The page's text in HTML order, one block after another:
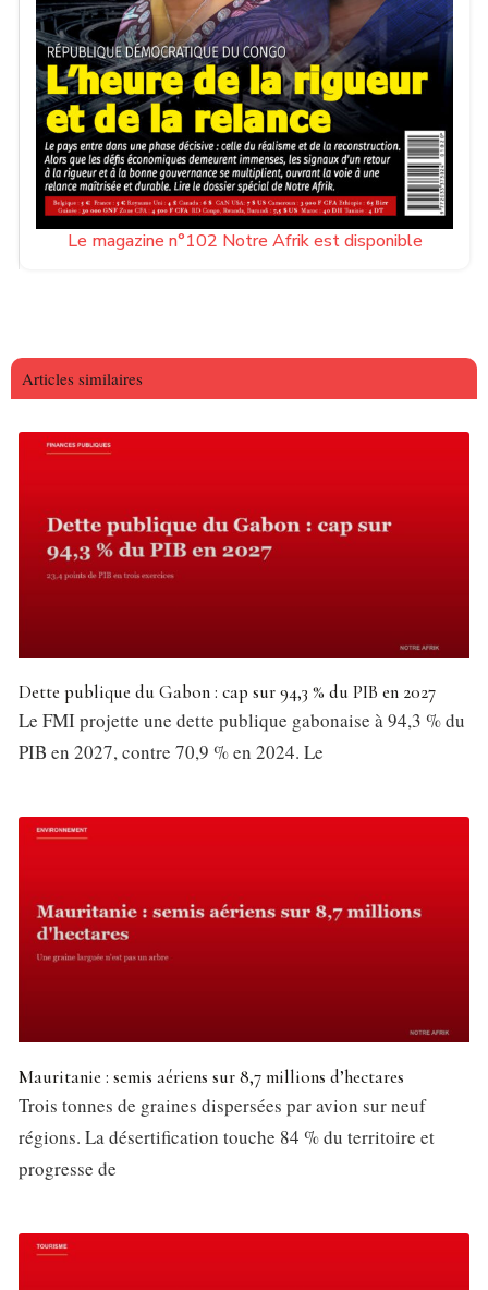
Le magazine n°102 Notre Afrik est disponible
Articles similaires
Dette publique du Gabon : cap sur 94,3 % du PIB en 2027
Le FMI projette une dette publique gabonaise à 94,3 % du
PIB en 2027, contre 70,9 % en 2024. Le
Mauritanie : semis aériens sur 8,7 millions d’hectares
Trois tonnes de graines dispersées par avion sur neuf
régions. La désertification touche 84 % du territoire et
progresse de